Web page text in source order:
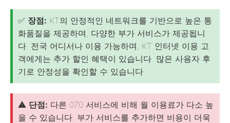
✅ 장점: KT의 안정적인 네트워크를 기반으로 높은 통
화품질을 제공하며, 다양한 부가 서비스가 제공됩니
다. 전국 어디서나 이용 가능하며, KT 인터넷 이용 고
객에게는 추가 할인 혜택이 있습니다. 많은 사용자 후
기로 안정성을 확인할 수 있습니다.
⚠️ 단점: 다른 070 서비스에 비해 월 이용료가 다소 높
을 수 있습니다. 부가 서비스를 추가하면 비용이 더욱